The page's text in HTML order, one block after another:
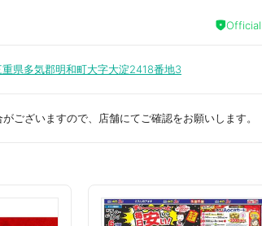
i
t
重県多気郡明和町大字大淀2418番地3
ございますので、店舗にてご確認をお願いします。